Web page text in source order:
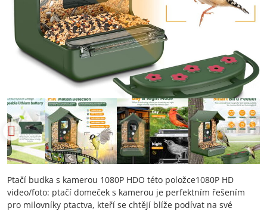
Ptačí budka s kamerou 1080P HDO této položce1080P HD
video/foto: ptačí domeček s kamerou je perfektním řešením
pro milovníky ptactva, kteří se chtějí blíže podívat na své